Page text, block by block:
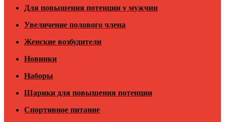
Для повышения потенции у мужчин
Увеличение полового члена
Женские возбудители
Новинки
Наборы
Шарики для повышения потенции
Спортивное питание